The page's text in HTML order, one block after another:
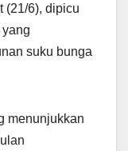
(21/6), dipicu
suku bunga
menunjukkan